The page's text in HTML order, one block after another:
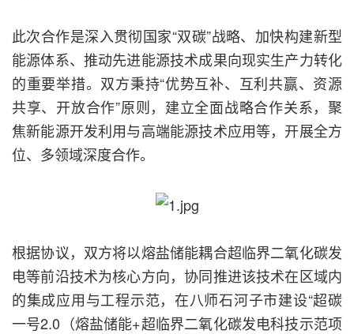
此次合作是深入贯彻国家“双碳”战略、加快构建新型
能源体系、推动先进能源技术成果向现实生产力转化
的重要举措。双方秉持“优势互补、互利共赢、资源
共享、开放合作”原则，建立全面战略合作关系，聚
焦新能源开发利用与高端能源技术应用等，开展全方
位、多领域深度合作。
根据协议，双方将以熔盐储能耦合超临界二氧化碳发
电等前沿技术为核心方向，协同推进该技术在区域内
的集成应用与工程示范，在八师石河子市建设“超碳
一号2.0（熔盐储能+超临界二氧化碳发电科技示范项